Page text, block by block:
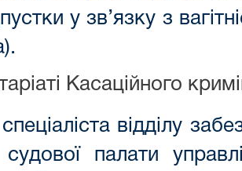
у зв’язку з
Касаційного
відділу
палати